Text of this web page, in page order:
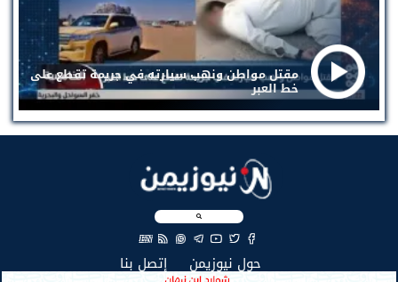
مقتل مواطن ونهب سيارته في جريمة تقطع على
خط العبر
EN
حول نيوزيمن إتصل بنا